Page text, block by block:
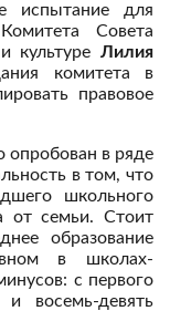
испытание для
Совета
культуре Лилия
комитета в
правовое
опробован в ряде
в том, что
школьного
от семьи. Стоит
образование
в школах-
с первого
восемь-девять